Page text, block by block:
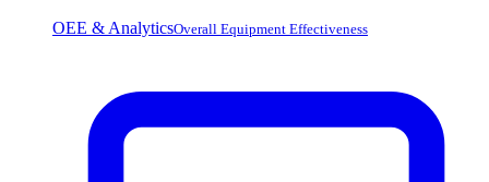
OEE & AnalyticsOverall Equipment Effectiveness